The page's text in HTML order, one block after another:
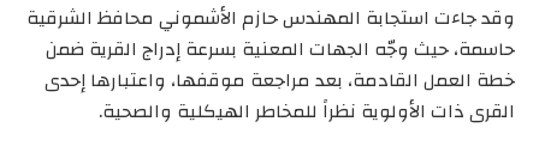
وقد جاءت استجابة المهندس حازم الأشموني محافظ الشرقية
حاسمة، حيث وجّه الجهات المعنية بسرعة إدراج القرية ضمن
خطة العمل القادمة، بعد مراجعة موقفها، واعتبارها إحدى
القرى ذات الأولوية نظراً للمخاطر الهيكلية والصحية.